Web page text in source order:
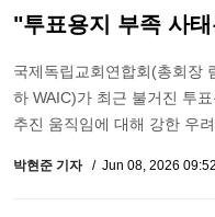
"투표용지 부족 사
국제독립교회연합회(총회장
하 WAIC)가 최근 불거진 투
추진 움직임에 대해 강한 우
박현준 기자 Jun 08, 2026